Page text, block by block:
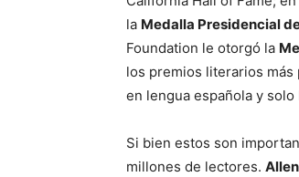
la Medalla Presidencial
Foundation le otorgó la
los premios li­terarios
en lengua española y
Si bien estos son
millones de lectores.